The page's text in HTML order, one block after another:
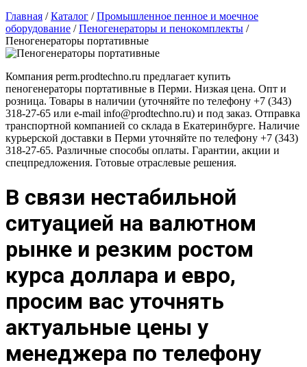
Главная / Каталог / Промышленное пенное и моечное
оборудование / Пеногенераторы и пенокомплекты /
Пеногенераторы портативные
Компания perm.prodtechno.ru предлагает купить
пеногенераторы портативные в Перми. Низкая цена. Опт и
розница. Товары в наличии (уточняйте по телефону +7 (343)
318-27-65 или e-mail info@prodtechno.ru) и под заказ. Отправка
транспортной компанией со склада в Екатеринбурге. Наличие
курьерской доставки в Перми уточняйте по телефону +7 (343)
318-27-65. Различные способы оплаты. Гарантии, акции и
спецпредложения. Готовые отраслевые решения.
В связи нестабильной
ситуацией на валютном
рынке и резким ростом
курса доллара и евро,
просим вас уточнять
актуальные цены у
менеджера по телефону